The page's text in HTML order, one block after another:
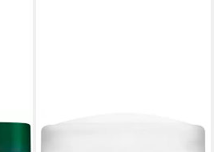
GARNIER